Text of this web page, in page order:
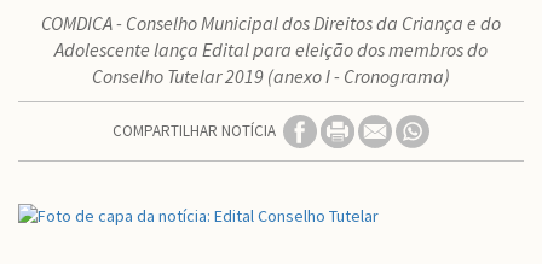
COMDICA - Conselho Municipal dos Direitos da Criança e do
Adolescente lança Edital para eleição dos membros do
Conselho Tutelar 2019 (anexo I - Cronograma)
COMPARTILHAR NOTÍCIA